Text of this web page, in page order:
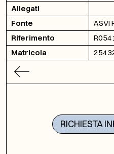
Allegati
Fonte
ASVI
Riferimento
Matricola
RICHIESTA